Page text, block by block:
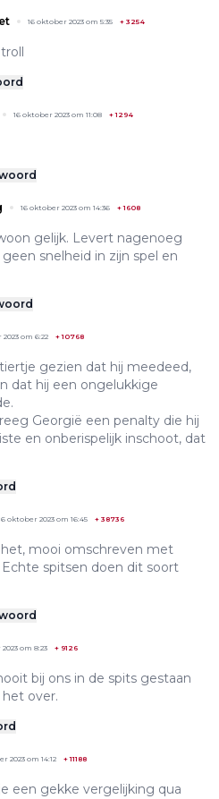
16 oktober 2023 om 5:35 + 3254
16 oktober 2023 om 11:08 +1294
16 oktober 2023 om 14:36 +1608
gelijk. Levert nagenoeg
geen snelheid in zijn spel en
om 6:22 +10768
gezien dat hij meedeed,
dat hij een ongelukkige
Georgië een penalty die hij
en onberispelijk inschoot, dat
oktober 2023 om 16:45 + 38736
het, mooi omschreven met
spitsen doen dit soort
om 8:23 + 9126
bij ons in de spits gestaan
over.
2023 om 14:12 +11188
een gekke vergelijking qua